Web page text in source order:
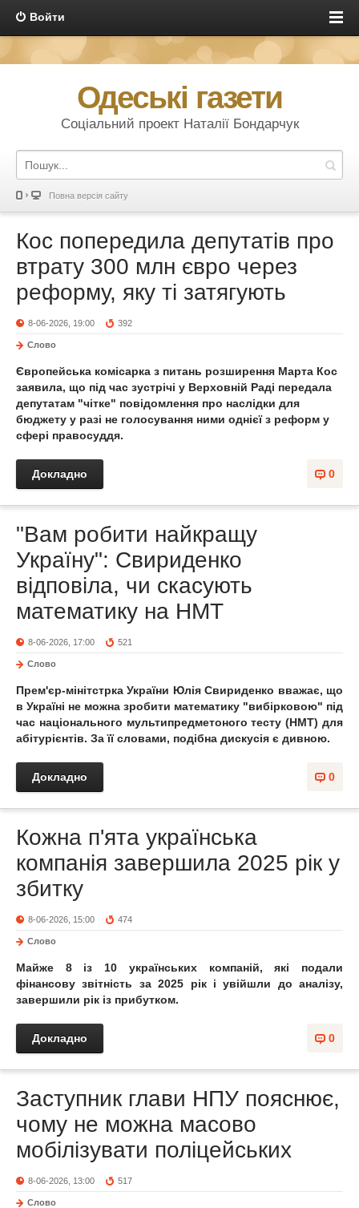
Войти
Одеські газети
Соціальний проект Наталії Бондарчук
Повна версія сайту
Кос попередила депутатів про
втрату 300 млн євро через
реформу, яку ті затягують
8-06-2026, 19:00 392
Слово
Європейська комісарка з питань розширення Марта Кос
заявила, що під час зустрічі у Верховній Раді передала
депутатам "чітке" повідомлення про наслідки для
бюджету у разі не голосування ними однієї з реформ у
сфері правосуддя.
0
Докладно
"Вам робити найкращу
Україну": Свириденко
відповіла, чи скасують
математику на НМТ
8-06-2026, 17:00 521
Слово
Прем'єр-мінітстрка України Юлія Свириденко вважає, що
в Україні не можна зробити математику "вибірковою" під
час національного мультипредметоного тесту (НМТ) для
абітурієнтів. За її словами, подібна дискусія є дивною.
0
Докладно
Кожна п'ята українська
компанія завершила 2025 рік у
збитку
8-06-2026, 15:00 474
Слово
Майже 8 із 10 українських компаній, які подали
фінансову звітність за 2025 рік і увійшли до аналізу,
завершили рік із прибутком.
0
Докладно
Заступник глави НПУ пояснює,
чому не можна масово
мобілізувати поліцейських
8-06-2026, 13:00 517
Слово